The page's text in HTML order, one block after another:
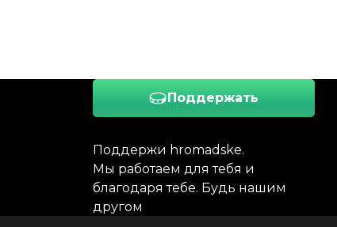
Поддержать
Поддержи hromadske.
Мы работаем для тебя и
благодаря тебе. Будь нашим
другом